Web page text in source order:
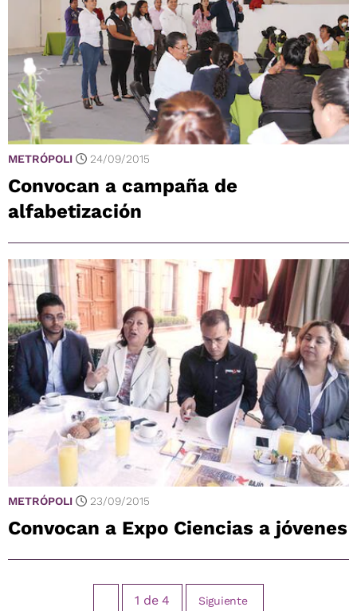
METRÓPOLI 24/09/2015
Convocan a campaña de
alfabetización
METRÓPOLI 23/09/2015
Convocan a Expo Ciencias a jóvenes
1 de4 Siguiente